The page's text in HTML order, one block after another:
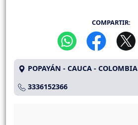
COMPARTIR:
POPAYÁN - CAUCA - COLOMBIA
3336152366